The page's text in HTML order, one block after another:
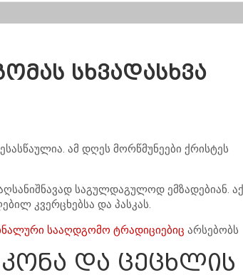
სხვადასხვა
ამ დღეს მორწმუნეები ქრისტეს
საგულდაგულოდ ემზადებიან. აქ
კვერცხებსა და პასკას.
სააღდგომო ტრადიციებიც არსებობს
და ცეცხლის